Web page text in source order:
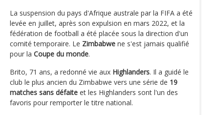
La suspension du pays d'Afrique australe par la FIFA a été
levée en juillet, après son expulsion en mars 2022, et la
fédération de football a été placée sous la direction d'un
comité temporaire. Le Zimbabwe ne s'est jamais qualifié
pour la Coupe du monde.
Brito, 71 ans, a redonné vie aux Highlanders. Il a guidé le
club le plus ancien du Zimbabwe vers une série de 19
matches sans défaite et les Highlanders sont l'un des
favoris pour remporter le titre national.